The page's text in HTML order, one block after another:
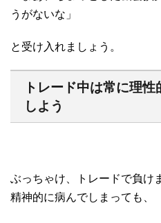
うがないな」
と受け入れましょう。
トレード中は常に理
しよう
ぶっちゃけ、トレードで負け
精神的に病んでしまっても、